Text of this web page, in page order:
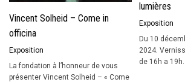
lumières
Exposition
Du 10
2024.
de 16h a 19h.
Vincent Solheid – Come in
officina
Exposition
La fondation à l’honneur de vous
présenter Vincent Solheid – « Come